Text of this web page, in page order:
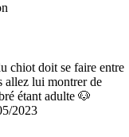
chiot doit se faire entre
allez lui montrer de
étant adulte 🐶
2023